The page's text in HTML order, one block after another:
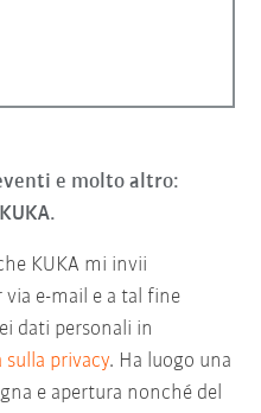
e molto altro:
KUKA mi invii
e-mail e a tal fine
dati personali in
privacy. Ha luogo una
e apertura nonché del